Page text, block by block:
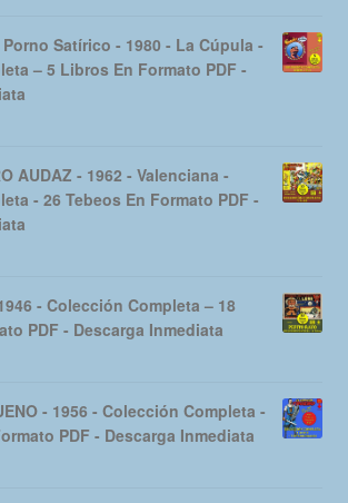
Porno Satírico - 1980 - La Cúpula -
– 5 Libros En Formato PDF -
AUDAZ - 1962 - Valenciana -
- 26 Tebeos En Formato PDF -
- Colección Completa – 18
PDF - Descarga Inmediata
- 1956 - Colección Completa -
PDF - Descarga Inmediata